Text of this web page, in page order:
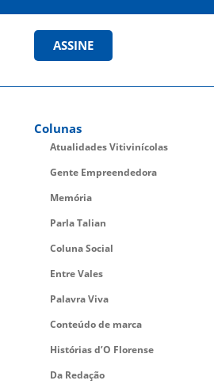
ASSINE
Colunas
Atualidades Vitivinícolas
Gente Empreendedora
Memória
Parla Talian
Coluna Social
Entre Vales
Palavra Viva
Conteúdo de marca
Histórias d’O Florense
Da Redação